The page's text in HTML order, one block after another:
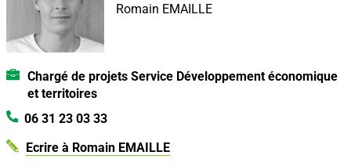
Romain EMAILLE
Chargé de projets Service Développement économique
et territoires
06 31 23 03 33
Ecrire à Romain EMAILLE